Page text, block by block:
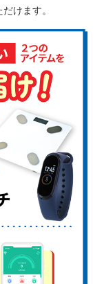
けます。